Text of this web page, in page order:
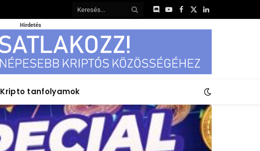
DiscordYouTube
Facebook
X
LinkedIn
Hirdetés
Kripto tanfolyamok